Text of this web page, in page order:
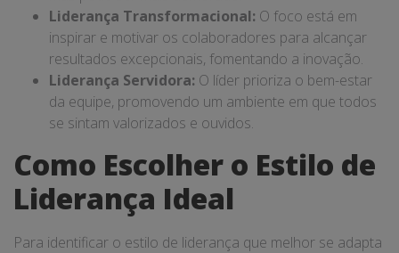
Liderança Transformacional: O foco está em
inspirar e motivar os colaboradores para alcançar
resultados excepcionais, fomentando a inovação.
Liderança Servidora: O líder prioriza o bem-estar
da equipe, promovendo um ambiente em que todos
se sintam valorizados e ouvidos.
Como Escolher o Estilo de
Liderança Ideal
Para identificar o estilo de liderança que melhor se adapta